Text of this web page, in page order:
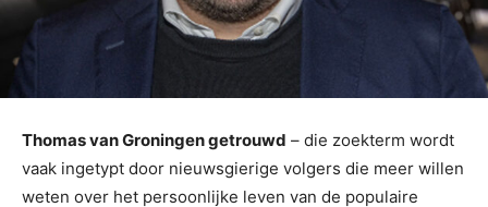
Thomas van Groningen getrouwd – die zoekterm wordt
vaak ingetypt door nieuwsgierige volgers die meer willen
weten over het persoonlijke leven van de populaire